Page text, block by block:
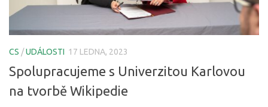
CS /UDÁLOSTI 17 LEDNA, 2023
Spolupracujeme s Univerzitou Karlovou
na tvorbě Wikipedie